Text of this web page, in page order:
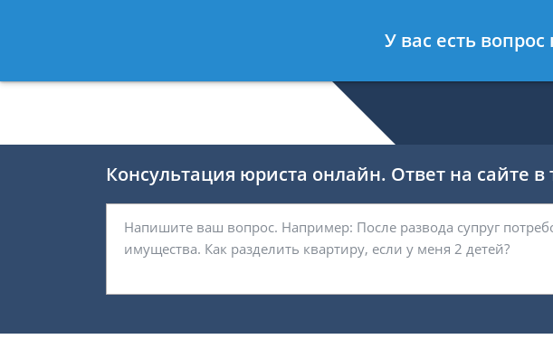
- Автоюрист, консультант
Консультация юриста онлайн. Ответ на сайте
У вас есть вопрос